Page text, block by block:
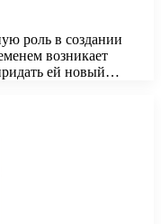
роль в создании
возникает
ей новый…